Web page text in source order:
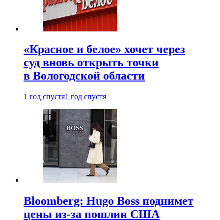
«Красное и белое» хочет через
суд вновь открыть точки
в Вологодской области
1 год спустя1 год спустя
Bloomberg: Hugo Boss поднимет
цены из-за пошлин США